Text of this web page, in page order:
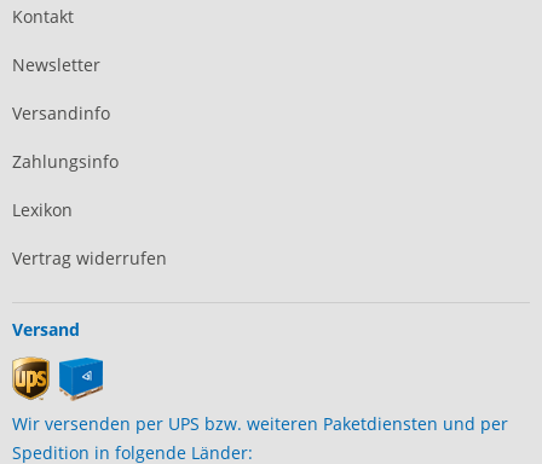
Kontakt
Newsletter
Versandinfo
Zahlungsinfo
Lexikon
Vertrag widerrufen
Versand
Wir versenden per UPS bzw. weiteren Paketdiensten und per
Spedition in folgende Länder: